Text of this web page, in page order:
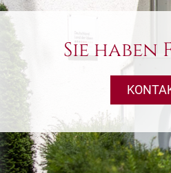
Sie haben